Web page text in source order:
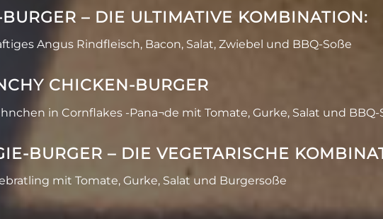
– DIE ULTIMATIVE KOMBINATION:
Angus Rindfleisch, Bacon, Salat, Zwiebel und BBQ-Soße
CHICKEN-BURGER
in Cornflakes -Pana¬de mit Tomate, Gurke, Salat und BBQ-
BURGER – DIE VEGETARISCHE
mit Tomate, Gurke, Salat und Burgersoße